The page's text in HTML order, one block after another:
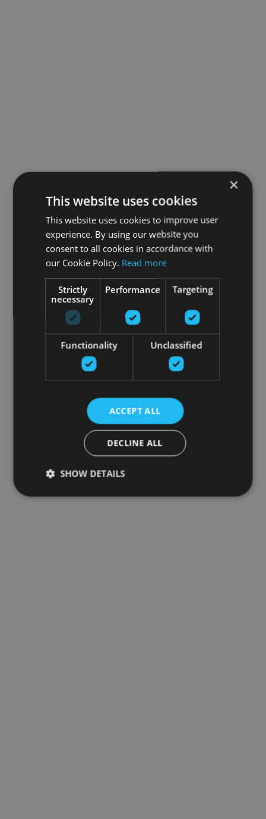
×
This website uses cookies
This website uses cookies to improve user
experience. By using our website you
consent to all cookies in accordance with
our Cookie Policy. Read more
Strictly
necessary
Performance Targeting
Functionality Unclassified
ACCEPT ALL
DECLINE ALL
SHOW DETAILS